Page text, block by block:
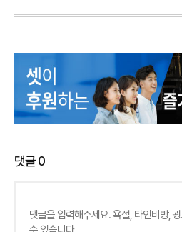
댓글0